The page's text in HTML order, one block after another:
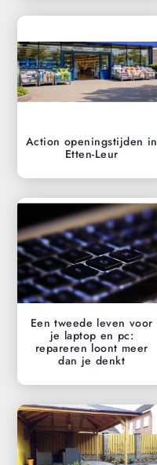
Action openingstijden in
Etten-Leur
Een tweede leven voor
je laptop en pc:
repareren loont meer
dan je denkt